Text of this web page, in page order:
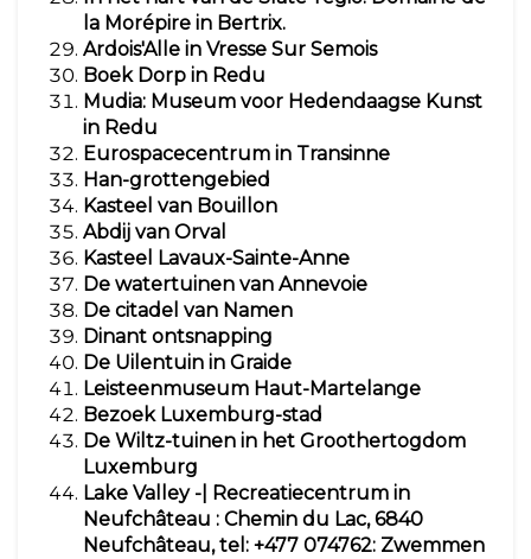
la Morépire in Bertrix.
Ardois'Alle in Vresse Sur Semois
Boek Dorp in Redu
Mudia: Museum voor Hedendaagse Kunst
in Redu
Eurospacecentrum in Transinne
Han-grottengebied
Kasteel van Bouillon
Abdij van Orval
Kasteel Lavaux-Sainte-Anne
De watertuinen van Annevoie
De citadel van Namen
Dinant ontsnapping
De Uilentuin in Graide
Leisteenmuseum Haut-Martelange
Bezoek Luxemburg-stad
De Wiltz-tuinen in het Groothertogdom
Luxemburg
Lake Valley -| Recreatiecentrum in
Neufchâteau : Chemin du Lac, 6840
Neufchâteau, tel: +477 074762: Zwemmen